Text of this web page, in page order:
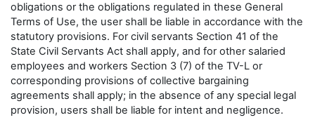
obligations or the obligations regulated in these General
Terms of Use, the user shall be liable in accordance with the
statutory provisions. For civil servants Section 41 of the
State Civil Servants Act shall apply, and for other salaried
employees and workers Section 3 (7) of the TV-L or
corresponding provisions of collective bargaining
agreements shall apply; in the absence of any special legal
provision, users shall be liable for intent and negligence.